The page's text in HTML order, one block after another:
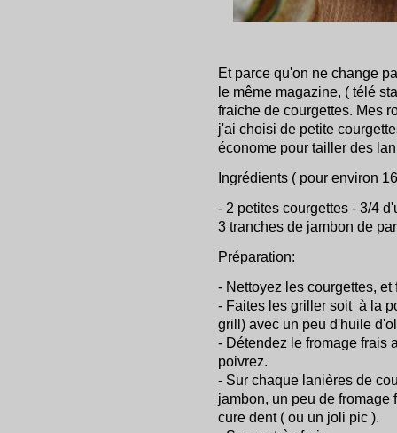
Et parce qu'on ne change
le même magazine, ( télé
fraiche de courgettes. Mes
j'ai choisi de petite
économe pour tailler des
Ingrédients ( pour environ
- 2 petites courgettes - 3/4
3 tranches de jambon de
Préparation:
- Nettoyez les courgettes,
- Faites les griller soit à la
grill) avec un peu d'huile
- Détendez le fromage frais
poivrez.
- Sur chaque lanières de
jambon, un peu de fromage
cure dent ( ou un joli pic ).